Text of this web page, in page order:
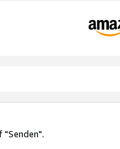
"Senden".